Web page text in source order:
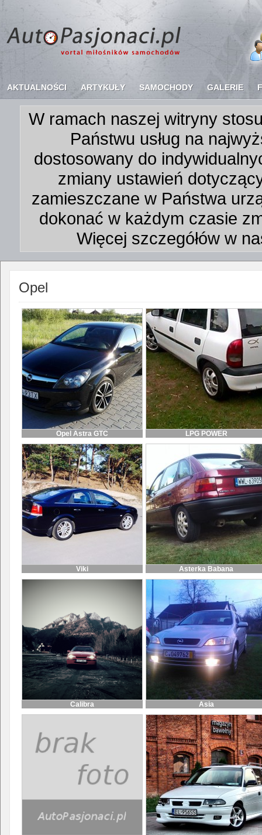
AKTUALNOŚCI ARTYKUŁY SAMOCHODY GALERIE
W ramach naszej witryny
Państwu usług na
dostosowany do
zmiany ustawień
zamieszczane w Państwa
dokonać w każdym czasie
Więcej szczegółów w
Opel
Opel Astra GTC LPG POWER
Viki Asterka Babana
Calibra Asia